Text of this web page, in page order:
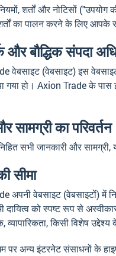
शर्तों और नोटिसों
का पालन करने के लिए आपके
और बौद्धिक संपदा
वेबसाइट (वेबसाइट) इस
गया हो। Axion Trade के पास
सामग्री का परिवर्तन
सभी जानकारी और सामग्री,
सीमा
अपनी वेबसाइट (वेबसाइटों) में
दायित्व को स्पष्ट रूप से
व्यापारिकता, किसी विशेष
अन्य इंटरनेट संसाधनों के